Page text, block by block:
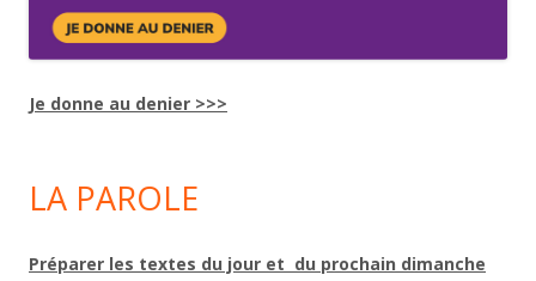
Je donne au denier >>>
LA PAROLE
Préparer les textes du jour et du prochain dimanche